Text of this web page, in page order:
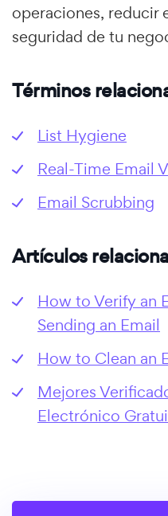
operaciones, reducir
seguridad de tu
Términos
List Hygiene
Real-Time Email
Email Scrubbing
Artículos
How to Verify an
Sending an Email
How to Clean an
Mejores
Electrónico